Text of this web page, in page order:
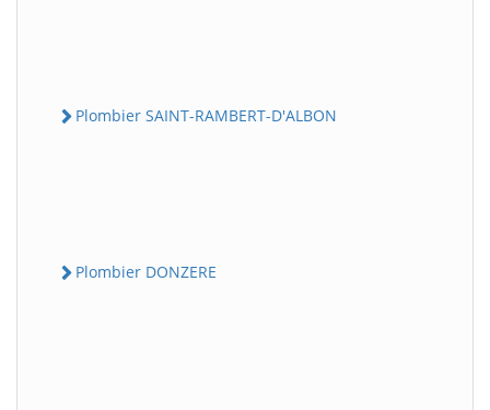
Plombier SAINT-RAMBERT-D'ALBON
Plombier DONZERE